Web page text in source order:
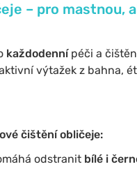
– pro mastnou,
každodennípéči a
výtažek z bahna,
čištění obličeje:
odstranit bílé i